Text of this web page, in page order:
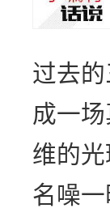
过去
成一
维的
名噪